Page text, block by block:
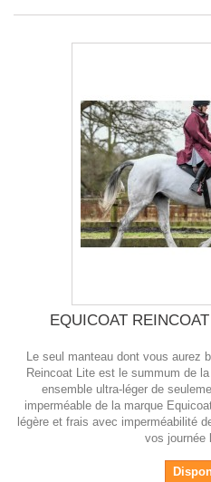
EQUICOAT
Le seul manteau dont vous aurez
Reincoat Lite est le summum de
ensemble ultra-léger de
imperméable de la marque
légère et frais avec imperméabilité
vos journée